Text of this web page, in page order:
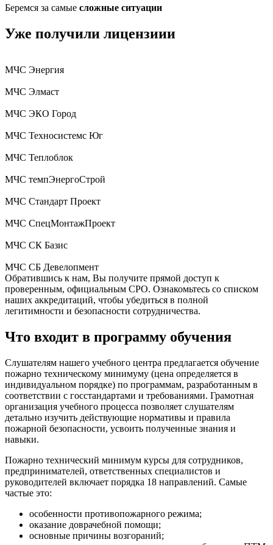
Беремся за самые сложные ситуации
Уже получили лицензиии
МЧС Энергия
МЧС Элмаст
МЧС ЭКО Город
МЧС Техносистемс Юг
МЧС Теплоблок
МЧС темпЭнергоСтрой
МЧС Стандарт Проект
МЧС СпецМонтажПроект
МЧС СК Базис
МЧС СБ Девелопмент
Обратившись к нам, Вы получите прямой доступ к
проверенным, официальным СРО. Ознакомьтесь со списком
наших аккредитаций, чтобы убедиться в полной
легитимности и безопасности сотрудничества.
Что входит в программу обучения
Слушателям нашего учебного центра предлагается обучение
пожарно техническому минимуму (цена определяется в
индивидуальном порядке) по программам, разработанным в
соответствии с госстандартами и требованиями. Грамотная
организация учебного процесса позволяет слушателям
детально изучить действующие нормативы и правила
пожарной безопасности, усвоить полученные знания и
навыки.
Пожарно технический минимум курсы для сотрудников,
предпринимателей, ответственных специалистов и
руководителей включает порядка 18 направлений. Самые
частые это:
особенности противопожарного режима;
оказание доврачебной помощи;
основные причины возгораний;